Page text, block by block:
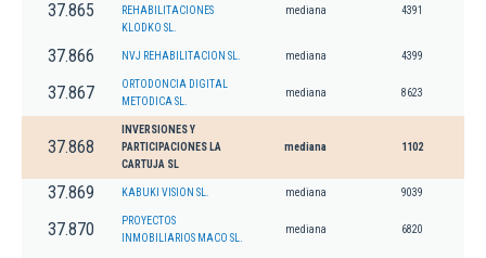
37.865
REHABILITACIONES
KLODKO SL.
mediana 4391
37.866 NVJ REHABILITACION SL. mediana 4399
37.867
ORTODONCIA DIGITAL
METODICA SL.
mediana 8623
37.868
INVERSIONES Y
PARTICIPACIONES LA
CARTUJA SL
mediana 1102
37.869 KABUKI VISION SL. mediana 9039
37.870
PROYECTOS
INMOBILIARIOS MACO SL.
mediana 6820